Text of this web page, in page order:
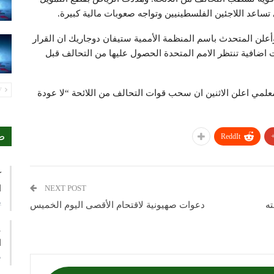
اللاجئين الفلسطينيين وتواجه صعوبات مالية كبيرة.
المتحدث باسم المنظمة الأممية ستيفان دوجاريك ان القرار
اضافية تنتظر الامم المتحدة الحصول عليها من التحالف قبل
اعلن الاثنين ان سحب قوات التحالف من اللائحة “لا عودة
ReddIt
NEXT POST
دعوات صهيونية لاقتحام الأقصى اليوم الخميس